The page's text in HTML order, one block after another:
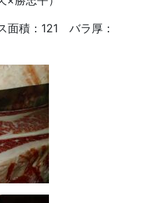
積：121 バラ厚：